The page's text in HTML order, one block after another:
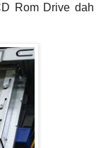
Rom Drive dah